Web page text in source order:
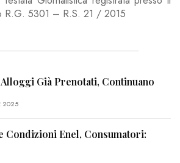
R.G. 5301 – R.S. 21 / 2015
Già Prenotati, Continuano
2025
Condizioni Enel, Consumatori: